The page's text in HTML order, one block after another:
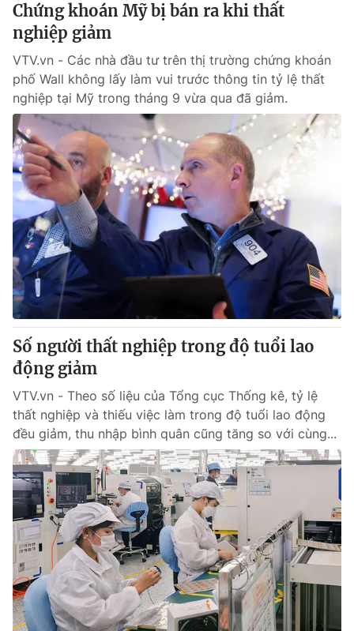
VTV9
Liên hệ tòa soạn English
THỜI BÁO VTV
Theo dõi báo trên
Cơ quan chủ quản:
Đài Truyền hình Việt Nam
Cơ quan báo chí:
Thời báo VTV
Giấy phép hoạt động báo in và báo điện tử số 483/GP-BTTTT
cấp ngày 29/12/2023
Tổng Biên tập:Vũ Thanh Thủy
Phó Tổng Biên tập:Nguyễn Thị Mỹ Hạnh, Phạm Quốc Thắng,
Nguyễn Trọng Ninh
024.38 355 931 - 024.38 355 932
Ðiện thoại Thời báo VTV:024.66 897 897
Email:toasoan@vtv.vn
Liên hệ quảng cáo:024-7300.7108
Chứng khoán Mỹ bị bán ra khi thất
nghiệp giảm
VTV.vn - Các nhà đầu tư trên thị trường chứng khoán
phố Wall không lấy làm vui trước thông tin tỷ lệ thất
nghiệp tại Mỹ trong tháng 9 vừa qua đã giảm.
Số người thất nghiệp trong độ tuổi lao
động giảm
VTV.vn - Theo số liệu của Tổng cục Thống kê, tỷ lệ
thất nghiệp và thiếu việc làm trong độ tuổi lao động
đều giảm, thu nhập bình quân cũng tăng so với cùng...